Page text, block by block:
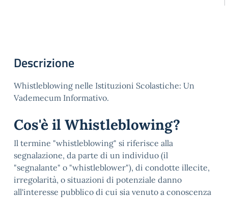
Descrizione
Whistleblowing nelle Istituzioni Scolastiche: Un
Vademecum Informativo.
Cos'è il Whistleblowing?
Il termine "whistleblowing" si riferisce alla
segnalazione, da parte di un individuo (il
"segnalante" o "whistleblower"), di condotte illecite,
irregolarità, o situazioni di potenziale danno
all'interesse pubblico di cui sia venuto a conoscenza